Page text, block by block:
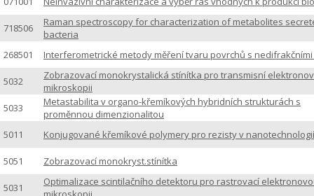
718506
Raman spectroscopy for characterization of metabolites
bacteria
268501
Interferometrické metody měření tvaru povrchů s
5032
Zobrazovací monokrystalická stínítka pro transmisní
mikroskopii
5033
Metastabilita v organo-křemíkových hybridních strukturách s
proměnnou dimenzionalitou
5011
Konjugované křemíkové polymery pro rezisty v
5051 Zobrazovací monokryst.stínítka
5031
Optimalizace scintilačního detektoru pro rastrovací